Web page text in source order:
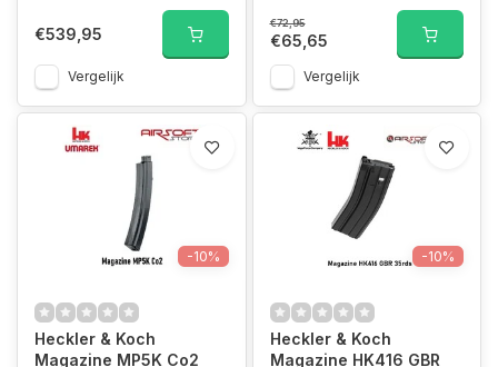
€539,95
Vergelijk
€72,95
€65,65
Vergelijk
-10%
Heckler & Koch
Magazine MP5K Co2
-10%
Heckler & Koch
Magazine HK416 GBR